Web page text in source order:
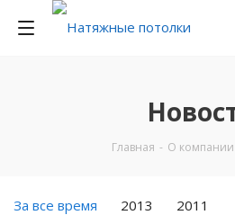
Главная - О компании
За все время 2013 2011